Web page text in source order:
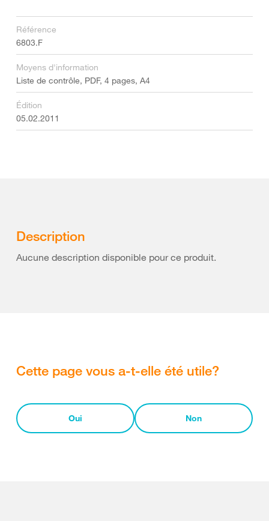
Référence
6803.F
Moyens d'information
Liste de contrôle, PDF, 4 pages, A4
Édition
05.02.2011
Description
Aucune description disponible pour ce produit.
Cette page vous a-t-elle été utile?
Oui Non